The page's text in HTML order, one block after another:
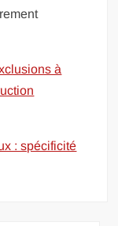
à
: spécificité